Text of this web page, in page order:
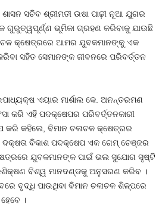
ସଚିବ ଶ୍ରୀମତୀ ଉଷା ପାଢ଼ୀ ନୂଆ ଯୁଗର
ଗୁରୁତ୍ୱପୂର୍ଣ୍ଣ ଭୂମିକା ଗ୍ରହଣ କରିବାକୁ ଯାଉଛି
କ୍ଷେତ୍ରରେ ଆମର ଯୁବକମାନଙ୍କୁ ଏକ
ସହିତ ସେମାନଙ୍କ ଜୀବନରେ ପରିବର୍ତ୍ତନ
ଏୟାର ମାର୍ଶାଲ କେ. ଅନନ୍ତରମଣ
କରି ଏହି ପଦକ୍ଷେପର ପରିବର୍ତ୍ତନକାରୀ
କରି କହିଲେ, ବିମାନ ଚଳାଚଳ କ୍ଷେତ୍ରର
ବିକାଶ ପଦକ୍ଷେପ ଏକ ଗେମ୍‌ ଚେଞ୍ଜର
ଯୁବକମାନଙ୍କ ପାଇଁ ଭଲ ସୁଯୋଗ ସୃଷ୍ଟି
ବିଶ୍ୱ ମାନଦଣ୍ଡକୁ ଅନୁସରଣ କରିବ ।
ବୃଦ୍ଧି ପାଉଥିବା ବିମାନ ଚଳାଚଳ ଶିଳ୍ପରେ
।